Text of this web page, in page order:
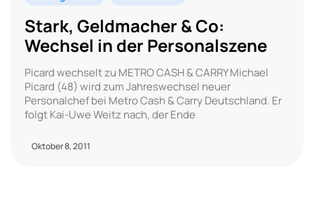
Stark, Geldmacher & Co:
Wechsel in der Personalszene
Picard wechselt zu METRO CASH & CARRY Michael
Picard (48) wird zum Jahreswechsel neuer
Personalchef bei Metro Cash & Carry Deutschland. Er
folgt Kai-Uwe Weitz nach, der Ende
Oktober 8, 2011